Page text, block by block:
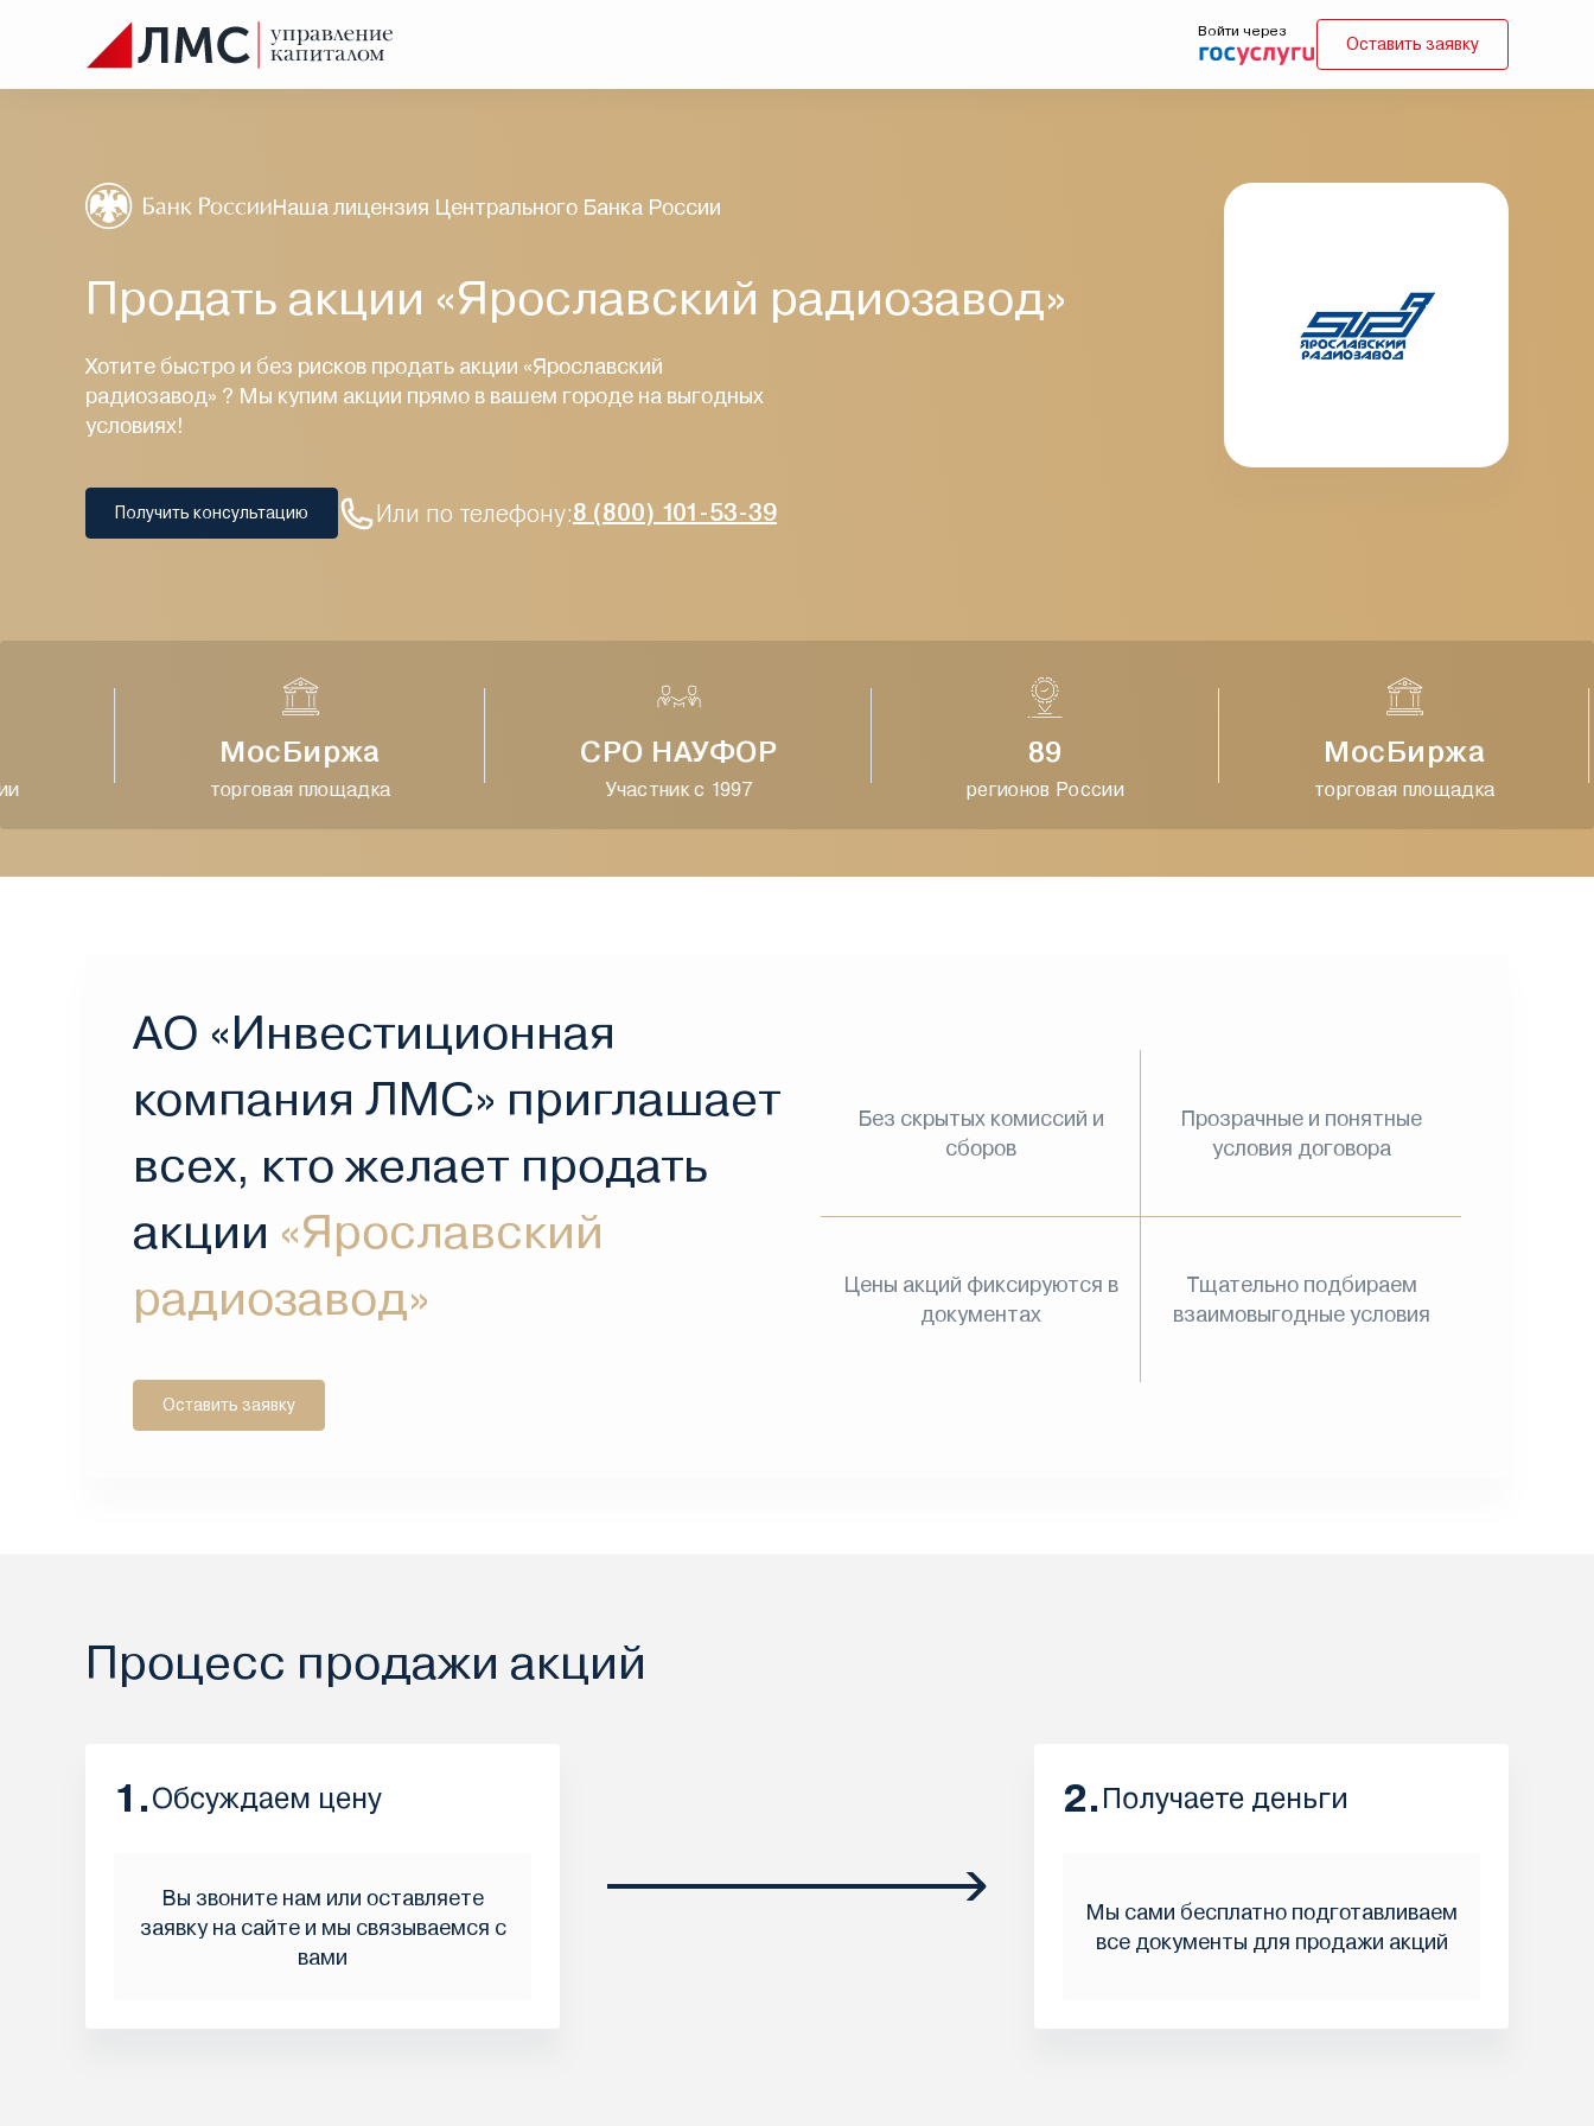
Войти через
Оставить заявку
Наша лицензия Центрального Банка России
Продать акции «Ярославский радиозавод»
Хотите быстро и без рисков продать акции «Ярославский
радиозавод» ? Мы купим акции прямо в вашем городе на выгодных
условиях!
Получить консультацию Или по телефону:8 (800) 101-53-39
МосБиржа
торговая площадка
СРО НАУФОР
Участник с 1997
89
регионов России
МосБиржа
торговая площадка
АО «Инвестиционная
компания ЛМС» приглашает
всех, кто желает продать
акции «Ярославский
радиозавод»
Оставить заявку
Без скрытых комиссий и
сборов
Прозрачные и понятные
условия договора
Цены акций фиксируются в
документах
Тщательно подбираем
взаимовыгодные условия
Процесс продажи акций
1.Обсуждаем цену
Вы звоните нам или оставляете
заявку на сайте и мы связываемся с
вами
2. Получаете деньги
Мы сами бесплатно подготавливаем
все документы для продажи акций